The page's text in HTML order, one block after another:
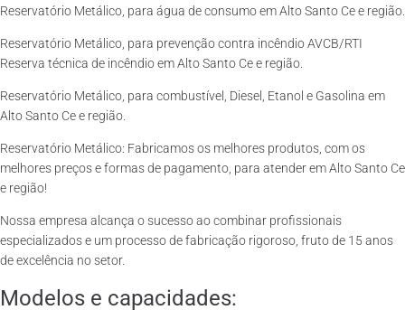
Reservatório Metálico, para água de consumo em Alto Santo Ce e região.
Reservatório Metálico, para prevenção contra incêndio AVCB/RTI
Reserva técnica de incêndio em Alto Santo Ce e região.
Reservatório Metálico, para combustível, Diesel, Etanol e Gasolina em
Alto Santo Ce e região.
Reservatório Metálico: Fabricamos os melhores produtos, com os
melhores preços e formas de pagamento, para atender em Alto Santo Ce
e região!
Nossa empresa alcança o sucesso ao combinar profissionais
especializados e um processo de fabricação rigoroso, fruto de 15 anos
de excelência no setor.
Modelos e capacidades: